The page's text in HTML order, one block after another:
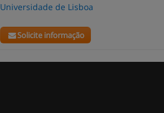
Universidade de Lisboa
Solicite informação